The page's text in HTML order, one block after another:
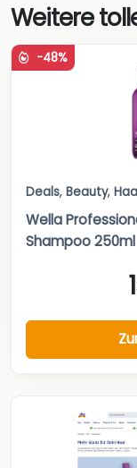
Weitere
-48%
Deals, Beauty,
Wella
Shampoo 250ml